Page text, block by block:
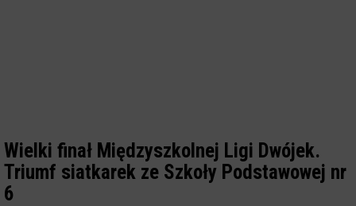
Wielki finał Międzyszkolnej Ligi Dwójek.
Triumf siatkarek ze Szkoły Podstawowej nr
6